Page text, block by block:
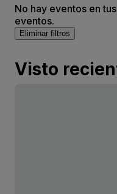
No hay eventos en
eventos.
Eliminar filtros
Visto